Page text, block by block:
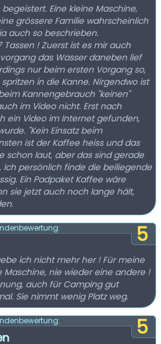
Eine kleine Maschine,
grössere Familie wahrscheinlich
auch so beschrieben.
! Zuerst ist es mir auch
das Wasser daneben lief
nur beim ersten Vorgang so,
in die Kanne. Nirgendwo ist
Kannengebrauch "keinen"
im Video nicht. Erst nach
ein Video im Internet gefunden,
"Kein Einsatz beim
schon laut, aber das sind gerade
Ein Padpaket Kaffee wäre
5
ich nicht mehr her ! Für meine
nie wieder eine andere !
auch für Camping gut
Sie nimmt wenig Platz weg.
5